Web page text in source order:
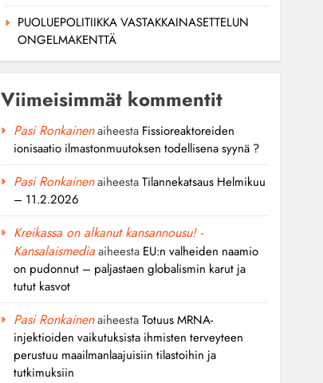
PUOLUEPOLITIIKKA VASTAKKAINASETTELUN
ONGELMAKENTTÄ
Viimeisimmät kommentit
Pasi Ronkainenaiheesta Fissioreaktoreiden
ionisaatio ilmastonmuutoksen todellisena syynä ?
Pasi RonkainenaiheestaTilannekatsaus Helmikuu
– 11.2.2026
Kreikassa on alkanut kansannousu! -
Kansalaismediaaiheesta EU:n valheiden naamio
on pudonnut – paljastaen globalismin karut ja
tutut kasvot
Pasi RonkainenaiheestaTotuus MRNA-
injektioiden vaikutuksista ihmisten terveyteen
perustuu maailmanlaajuisiin tilastoihin ja
tutkimuksiin